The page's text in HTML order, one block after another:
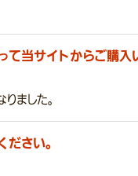
て当サイトからご購
ました。
さい。